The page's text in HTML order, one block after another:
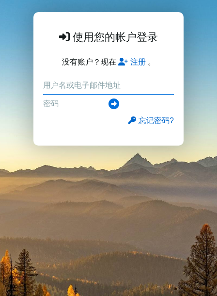
使用您的帐户登录
没有账户？现在 注册。
忘记密码?